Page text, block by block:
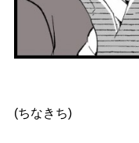
(ちなきち)